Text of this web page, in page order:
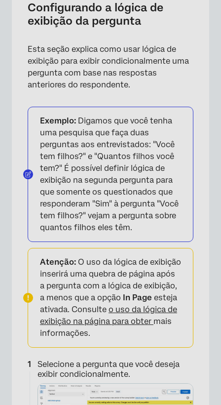
×
Configurando a lógica de
exibição da pergunta
Esta seção explica como usar lógica de
exibição para exibir condicionalmente uma
pergunta com base nas respostas
anteriores do respondente.
Exemplo: Digamos que você tenha
uma pesquisa que faça duas
perguntas aos entrevistados: "Você
tem filhos?" e "Quantos filhos você
tem?" É possível definir lógica de
exibição na segunda pergunta para
que somente os questionados que
responderam "Sim" à pergunta "Você
tem filhos?" vejam a pergunta sobre
quantos filhos eles têm.
Atenção: O uso da lógica de exibição
inserirá uma quebra de página após
a pergunta com a lógica de exibição,
a menos que a opção In Page esteja
ativada. Consulte o uso da lógica de
exibição na página para obter mais
informações.
Selecione a pergunta que você deseja
exibir condicionalmente.